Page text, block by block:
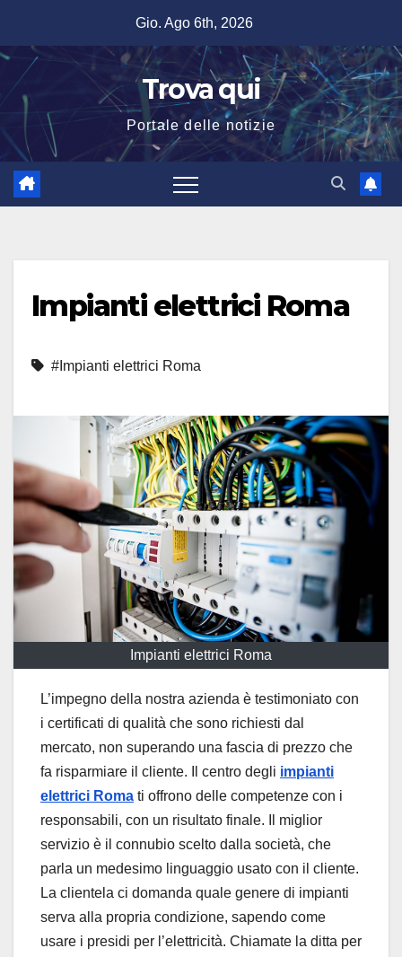
contenuto
Gio. Ago 6th, 2026
Trova qui
Portale delle notizie
Impianti elettrici Roma
#Impianti elettrici Roma
Impianti elettrici Roma
L’impegno della nostra azienda è testimoniato con
i certificati di qualità che sono richiesti dal
mercato, non superando una fascia di prezzo che
fa risparmiare il cliente. Il centro degli impianti
elettrici Roma ti offrono delle competenze con i
responsabili, con un risultato finale. Il miglior
servizio è il connubio scelto dalla società, che
parla un medesimo linguaggio usato con il cliente.
La clientela ci domanda quale genere di impianti
serva alla propria condizione, sapendo come
usare i presidi per l’elettricità. Chiamate la ditta per